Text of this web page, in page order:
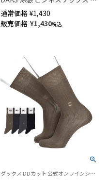
撚糸 足底鹿の子編み 抗菌防臭
消臭加工 ダイヤリンクス クル
ー丈 メンズ 02502575
通常価格 ¥1,430
販売価格 ¥1,430税込
ダックス DDカット 公式オンラインショップ 紳士 靴下